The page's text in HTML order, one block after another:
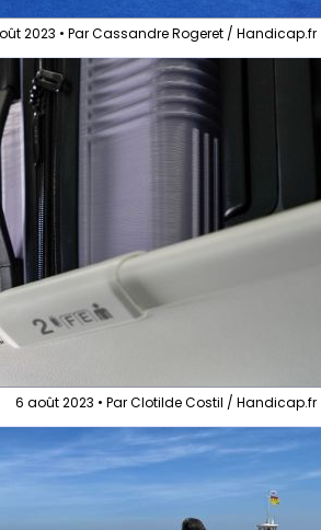
2023 • Par Cassandre Rogeret / Handicap.fr
6 août 2023 • Par Clotilde Costil / Handicap.fr